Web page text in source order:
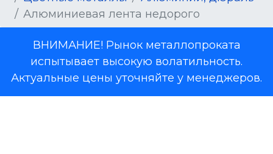
Алюминиевая лента недорого
ВНИМАНИЕ! Рынок металлопроката
испытывает высокую волатильность.
Актуальные цены уточняйте у менеджеров.